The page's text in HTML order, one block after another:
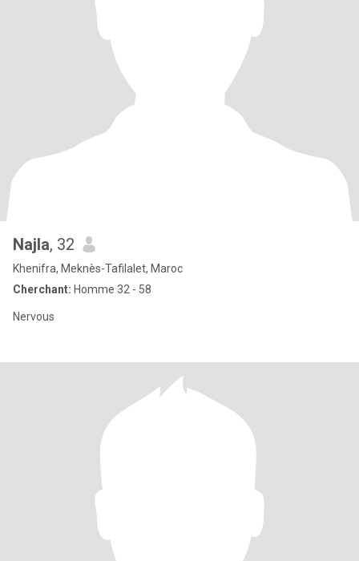
Najla, 32
Khenifra, Meknès-Tafilalet, Maroc
Cherchant: Homme 32 - 58
Nervous